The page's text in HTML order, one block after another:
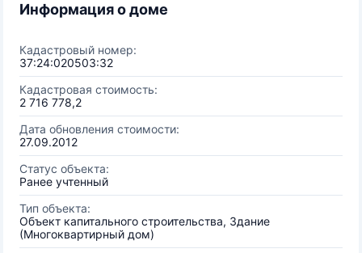
Информация о доме
Кадастровый номер:
37:24:020503:32
Кадастровая стоимость:
2 716 778,2
Дата обновления стоимости:
27.09.2012
Статус объекта:
Ранее учтенный
Тип объекта:
Объект капитального строительства, Здание
(Многоквартирный дом)